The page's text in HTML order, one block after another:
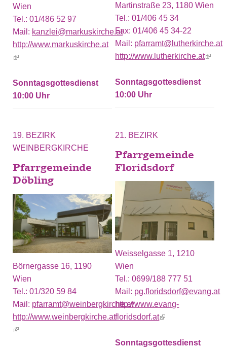
Wien
Tel.: 01/486 52 97
Mail: kanzlei@markuskirche.at
http://www.markuskirche.at
(link is external)
Sonntagsgottesdienst
10:00
Martinstraße 23, 1180 Wien
Tel.:01/406 45 34
Fax:01/406 45 34-22
Mail: pfarramt@lutherkirche.at
http://www.lutherkirche.at(link
Sonntagsgottesdienst
10:00
19. BEZIRK
WEINBERGKIRCHE
Pfarrgemeinde
Döbling
Börnergasse 16, 1190
Wien
Tel.: 01/320 59 84
Mail: pfarramt@weinbergkirche.at
http://www.weinbergkirche.at
(link is external)
21. BEZIRK
Pfarrgemeinde
Floridsdorf
Weisselgasse 1, 1210
Wien
Tel.:0699/188 777 51
Mail: pg.floridsdorf@evang.at
http://www.evang-
floridsdorf.at(link is external)
Sonntagsgottesdienst